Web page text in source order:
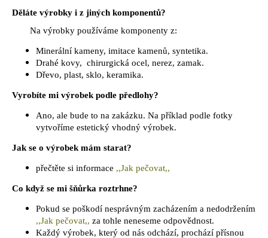
Děláte výrobky i z jiných komponentů?
Na výrobky používáme komponenty z:
Minerální kameny, imitace kamenů, syntetika.
Drahé kovy, chirurgická ocel, nerez, zamak.
Dřevo, plast, sklo, keramika.
Vyrobíte mi výrobek podle předlohy?
Ano, ale bude to na zakázku. Na příklad podle fotky
vytvoříme estetický vhodný výrobek.
Jak se o výrobek mám starat?
přečtěte si informace ,,Jak pečovat,,
Co když se mi šňůrka roztrhne?
Pokud se poškodí nesprávným zacházením a nedodržením
,,Jak pečovat,, za tohle neneseme odpovědnost.
Každý výrobek, který od nás odchází, prochází přísnou